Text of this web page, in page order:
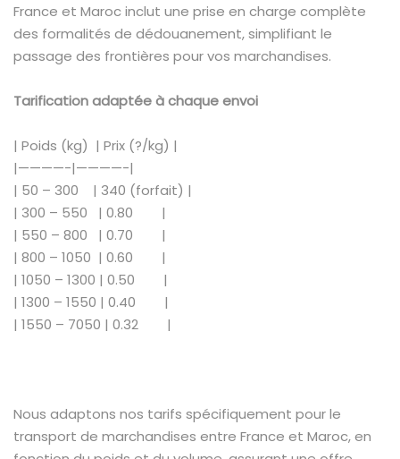
France et Maroc inclut une prise en charge complète
des formalités de dédouanement, simplifiant le
passage des frontières pour vos marchandises.
Tarification adaptée à chaque envoi
| Poids (kg) | Prix (?/kg) |
|————-|————-|
| 50 – 300 | 340 (forfait) |
| 300 – 550 | 0.80 |
| 550 – 800 | 0.70 |
| 800 – 1050 | 0.60 |
| 1050 – 1300 | 0.50 |
| 1300 – 1550 | 0.40 |
| 1550 – 7050 | 0.32 |
Nous adaptons nos tarifs spécifiquement pour le
transport de marchandises entre France et Maroc, en